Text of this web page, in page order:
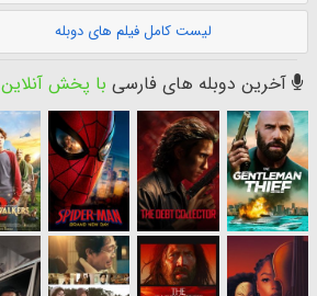
لیست کامل فیلم های دوبله
آخرین دوبله های فارسی با پخش آنلاین